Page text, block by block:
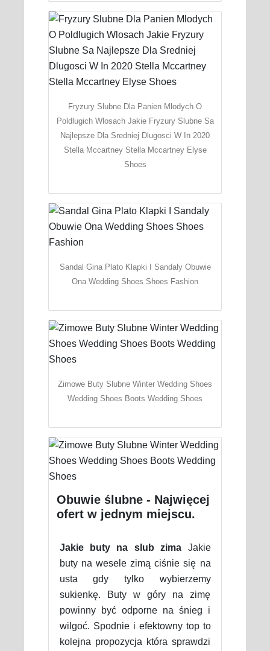
Fryzury Slubne Dla Panien Mlodych O
Poldlugich Wlosach Jakie Fryzury Slubne Sa
Najlepsze Dla Sredniej Dlugosci W In 2020
Stella Mccartney Stella Mccartney Elyse
Shoes
Sandal Gina Plato Klapki I Sandaly Obuwie
Ona Wedding Shoes Shoes Fashion
Zimowe Buty Slubne Winter Wedding Shoes
Wedding Shoes Boots Wedding Shoes
Obuwie ślubne - Najwięcej
ofert w jednym miejscu.
Jakie buty na slub zima Jakie
buty na wesele zimą ciśnie się na
usta gdy tylko wybierzemy
sukienkę. Buty w góry na zimę
powinny być odporne na śnieg i
wilgoć. Spodnie i efektowny top to
kolejna propozycja która sprawdzi